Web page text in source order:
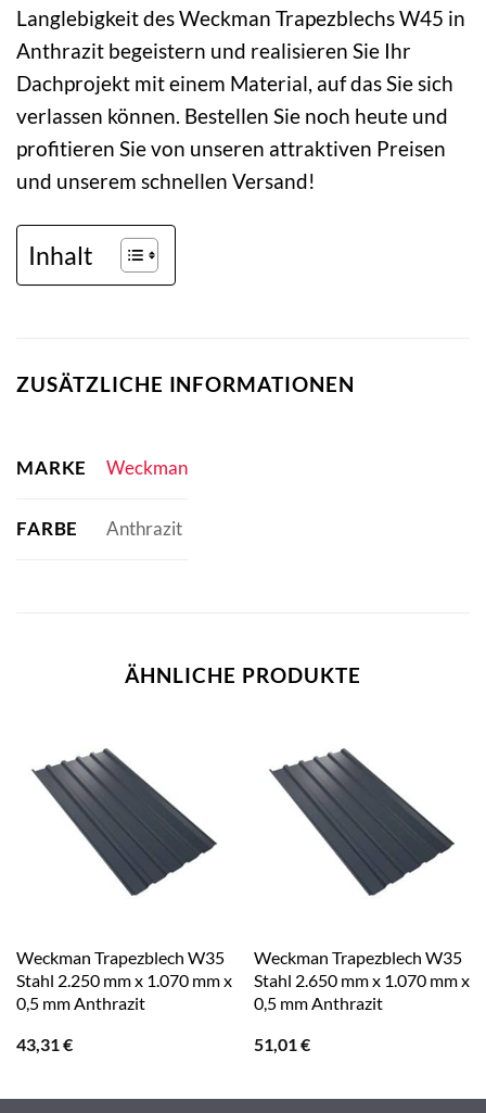
Langlebigkeit des Weckman Trapezblechs W45 in
Anthrazit begeistern und realisieren Sie Ihr
Dachprojekt mit einem Material, auf das Sie sich
verlassen können. Bestellen Sie noch heute und
profitieren Sie von unseren attraktiven Preisen
und unserem schnellen Versand!
Inhalt
ZUSÄTZLICHE INFORMATIONEN
MARKE Weckman
FARBE Anthrazit
ÄHNLICHE PRODUKTE
Weckman Trapezblech W35
Stahl 2.250 mm x 1.070 mm x
0,5 mm Anthrazit
43,31€
Weckman Trapezblech W35
Stahl 2.650 mm x 1.070 mm x
0,5 mm Anthrazit
51,01€